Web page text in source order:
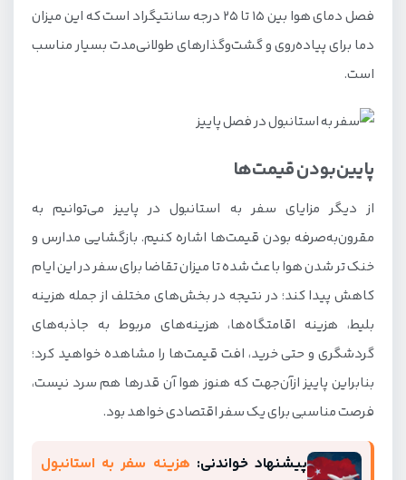
فصل دمای هوا بین ۱۵ تا ۲۵ درجه سانتیگراد است که این میزان
دما برای پیاده‌روی و گشت‌وگذارهای طولانی‌مدت بسیار مناسب
است.
پایین‌بودن قیمت‌ها
از دیگر مزایای سفر به استانبول در پاییز می‌توانیم به
مقرون‌به‌صرفه بودن قیمت‌ها اشاره کنیم. بازگشایی مدارس و
خنک تر شدن هوا باعث شده تا میزان تقاضا برای سفر در این ایام
کاهش پیدا کند؛ در نتیجه در بخش‌های مختلف از جمله هزینه
بلیط، هزینه اقامتگاه‌ها، هزینه‌های مربوط به جاذبه‌های
گردشگری و حتی خرید، افت قیمت‌ها را مشاهده خواهید کرد؛
بنابراین پاییز ازآن‌جهت که هنوز هوا آن قدرها هم سرد نیست،
فرصت مناسبی برای یک سفر اقتصادی خواهد بود.
پیشنهاد خواندنی: هزینه سفر به استانبول